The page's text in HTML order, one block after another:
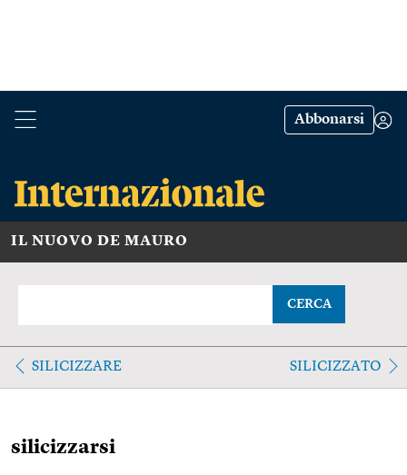
Abbonarsi
IL NUOVO DE MAURO
CERCA
SILICIZZARE SILICIZZATO
silicizzarsi